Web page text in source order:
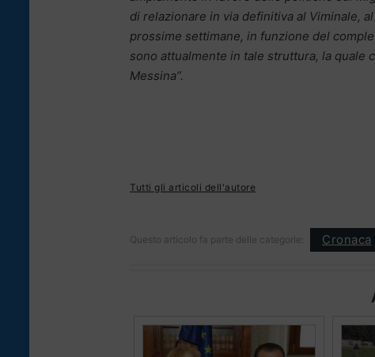
di relazionare in via definitiva al Viminale,
prossime settimane, in funzione del
sono attualmente in tale struttura, la quale
Messina”.
Tutti gli articoli dell'autore
Questo articolo fa parte delle categorie: Cronaca